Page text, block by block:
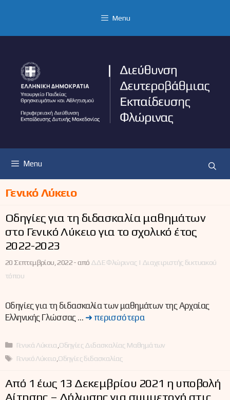
Menu
Menu
Γενικό Λύκειο
Οδηγίες για τη διδασκαλία μαθημάτων
στο Γενικό Λύκειο για το σχολικό έτος
2022-2023
20 Σεπτεμβρίου, 2022 -από ΔΔΕ Φλώρινας | Διαχειριστής δικτυακού
τόπου
Οδηγίες για τη διδασκαλία των μαθημάτων της Αρχαίας
Ελληνικής Γλώσσας … ➜ περισσότερα
Κατηγορίες
Γενικά Λύκεια Οδηγίες Διδασκαλίας Μαθημάτων
Ετικέτες
Γενικό Λύκειο Οδηγίες διδασκαλίας
Από 1 έως 13 Δεκεμβρίου 2021 η υποβολή
Αίτησης – Δήλωσης για συμμετοχή στις